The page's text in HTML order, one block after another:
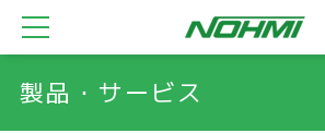
製品・サービス